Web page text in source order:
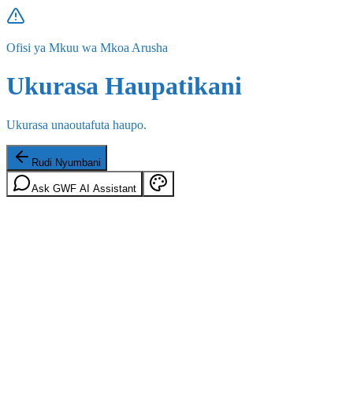
Ofisi ya Mkuu wa Mkoa Arusha
Ukurasa Haupatikani
Ukurasa unaoutafuta haupo.
Rudi Nyumbani
Ask GWF AI Assistant